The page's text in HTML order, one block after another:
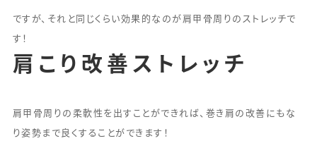
ですが、それと同じくらい効果的なのが肩甲骨周りのストレッチで
す！
肩こり改善ストレッチ
肩甲骨周りの柔軟性を出すことができれば、巻き肩の改善にもな
り姿勢まで良くすることができます！